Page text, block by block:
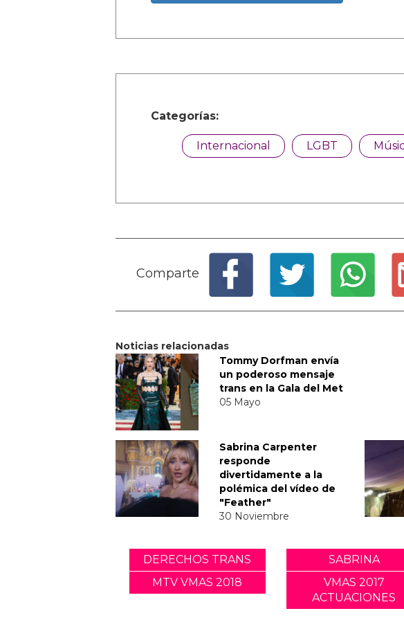
Categorías:
Internacional LGBT
Comparte
Noticias relacionadas
Tommy Dorfman envía
un poderoso mensaje
trans en la Gala del Met
05 Mayo
Sabrina Carpenter
responde
divertidamente a la
polémica del vídeo de
"Feather"
30 Noviembre
DERECHOS TRANS SABRINA
MTV VMAS 2018
VMAS 2017
ACTUACIONES